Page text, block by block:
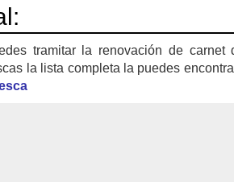
tramitar la renovación de
la lista completa la puedes